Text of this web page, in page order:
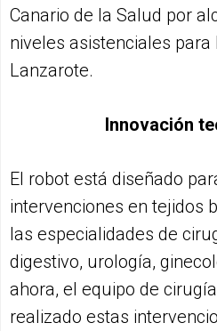
Canario de la Salud por
niveles asistenciales
Lanzarote.
Innovación
El robot está diseñado
intervenciones en tejidos
las especialidades de
digestivo, urología,
ahora, el equipo de
realizado estas